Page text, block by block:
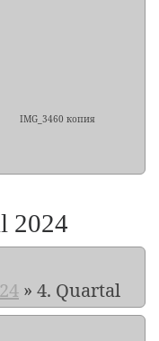
IMG_3460 копия
2024
» 4. Quartal